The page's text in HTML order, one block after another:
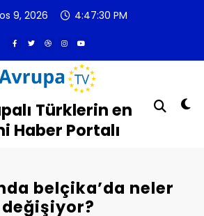
9, 2026 4:47:30 PM
Türklerin en
Haber Portalı
belçika’da neler
değişiyor?